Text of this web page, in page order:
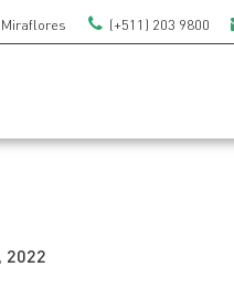
Miraflores (+511) 203 9800
2022